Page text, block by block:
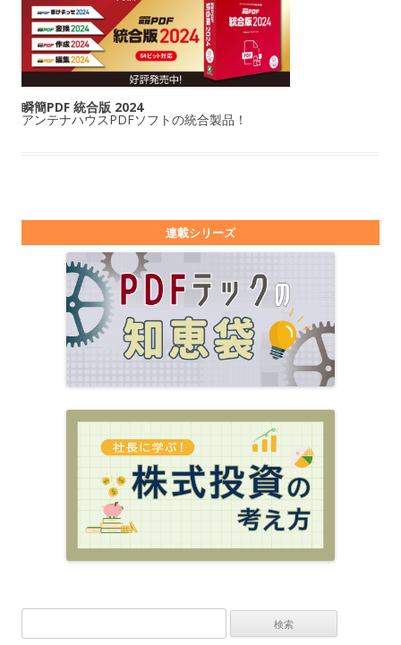
瞬簡PDF 統合版 2024
アンテナハウスPDFソフトの統合製品！
連載シリーズ